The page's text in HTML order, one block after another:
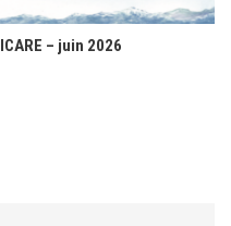
ICARE – juin 2026